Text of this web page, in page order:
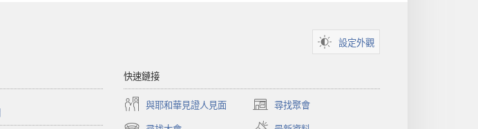
設定外觀
快速鏈接
與耶和華見證人見面 尋找聚會
（開
啟